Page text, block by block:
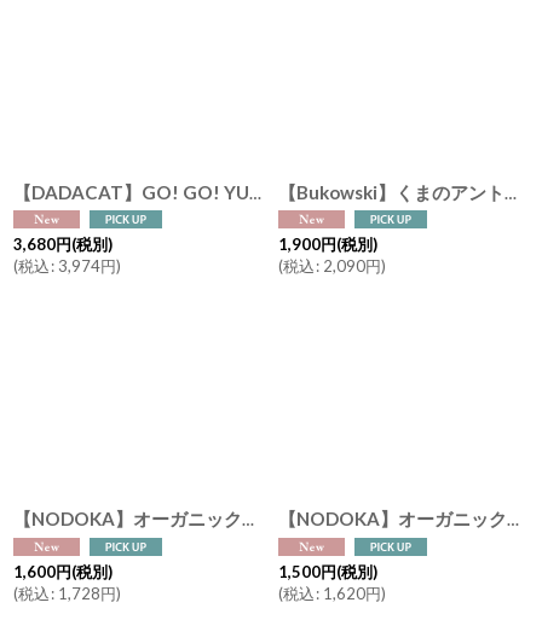
【DADACAT】GO! GO! YUBARI !! GO! GO! JAPAN !! ゼリー缶 9個入り （夕張メロンx3 白桃x3 りんごx3） 日本画家の伊藤清子デザイン Made in Japan
3,680円(税別)
(税込: 3,974円)
【Bukowski】くまのアントン レオナード バッグチャーム Lovely Anton & Leonard 10cm スウェーデンのぬいぐるみ ブコウスキー キーホルダー ハートの刺繍
1,900円(税別)
(税込: 2,090円)
【NODOKA】オーガニック抹茶 特選抹茶 日本茶パウダー Premium Matcha Green tea powder 有機碾茶 20g (2g 10本） 静岡 日本産
1,600円(税別)
(税込: 1,728円)
【NODOKA】オーガニック抹茶 特選抹茶 日本茶パウダー Premium Matcha Green tea powder 有機碾茶 30g 静岡 日本産
1,500円(税別)
(税込: 1,620円)